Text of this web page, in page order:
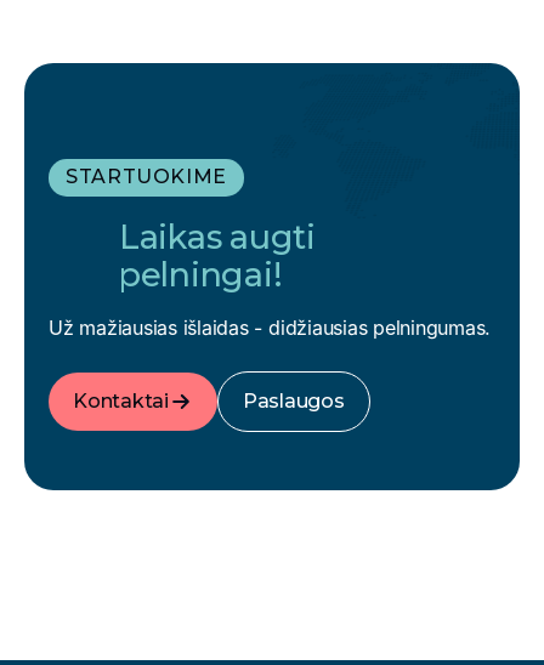
STARTUOKIME
Laikas augti
pelningai!
Už mažiausias išlaidas - didžiausias pelningumas.
Kontaktai Paslaugos